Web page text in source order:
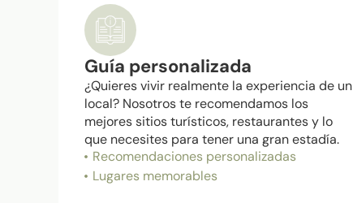
Guía personalizada
¿Quieres vivir realmente la experiencia de un
local? Nosotros te recomendamos los
mejores sitios turísticos, restaurantes y lo
que necesites para tener una gran estadía.
Recomendaciones personalizadas
Lugares memorables